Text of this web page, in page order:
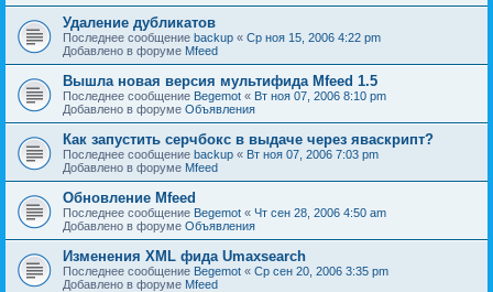
Удаление дубликатов
Последнее сообщение backup « Ср ноя 15, 2006 4:22 pm
Добавлено в форуме Mfeed
Вышла новая версия мультифида Mfeed 1.5
Последнее сообщение Begemot « Вт ноя 07, 2006 8:10 pm
Добавлено в форуме Объявления
Как запустить серчбокс в выдаче через яваскрипт?
Последнее сообщение backup « Вт ноя 07, 2006 7:03 pm
Добавлено в форуме Mfeed
Обновление Mfeed
Последнее сообщение Begemot « Чт сен 28, 2006 4:50 am
Добавлено в форуме Объявления
Изменения XML фида Umaxsearch
Последнее сообщение Begemot « Ср сен 20, 2006 3:35 pm
Добавлено в форуме Mfeed